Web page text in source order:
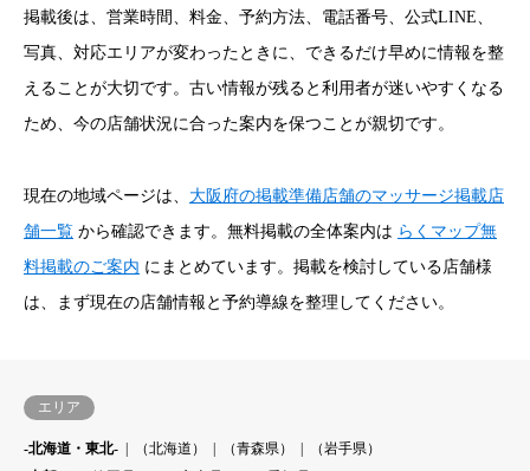
掲載後は、営業時間、料金、予約方法、電話番号、公式LINE、
写真、対応エリアが変わったときに、できるだけ早めに情報を整
えることが大切です。古い情報が残ると利用者が迷いやすくなる
ため、今の店舗状況に合った案内を保つことが親切です。
現在の地域ページは、 大阪府の掲載準備店舗のマッサージ掲載店
舗一覧 から確認できます。無料掲載の全体案内は らくマップ無
料掲載のご案内 にまとめています。掲載を検討している店舗様
は、まず現在の店舗情報と予約導線を整理してください。
エリア
-北海道・東北- （北海道） （青森県）
（岩手県）